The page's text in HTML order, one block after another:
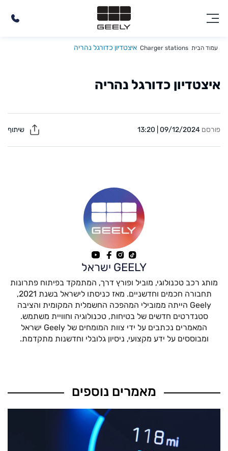
עמוד הבית Charger stations איצטדיון כדורגל נהריה
איצטדיון כדורגל נהריה
פורסם 09/12/2024 | 13:20
GEELY ישראל
מותג רכב טכנולוגי, מוביל ופורץ דרך, המתמקד בפיתוח פתרונות
תחבורה חכמים וחדשניים. מאז כניסתו לישראל בשנת 2021,
Geely הייתה ממובילי המהפכה החשמלית המקומית והציבה
סטנדרטים חדשים של בטיחות, טכנולוגיה וחוויית משתמש.
המאמרים נכתבים על ידי צוות המומחים של Geely ישראל
ומבוססים על ידע מקצועי, ניסיון גלובלי וחדשנות מתקדמת.
מאמרים נוספים